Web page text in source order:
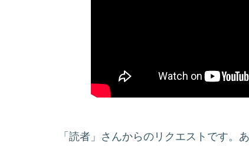
「読者」さんからのリクエストです。